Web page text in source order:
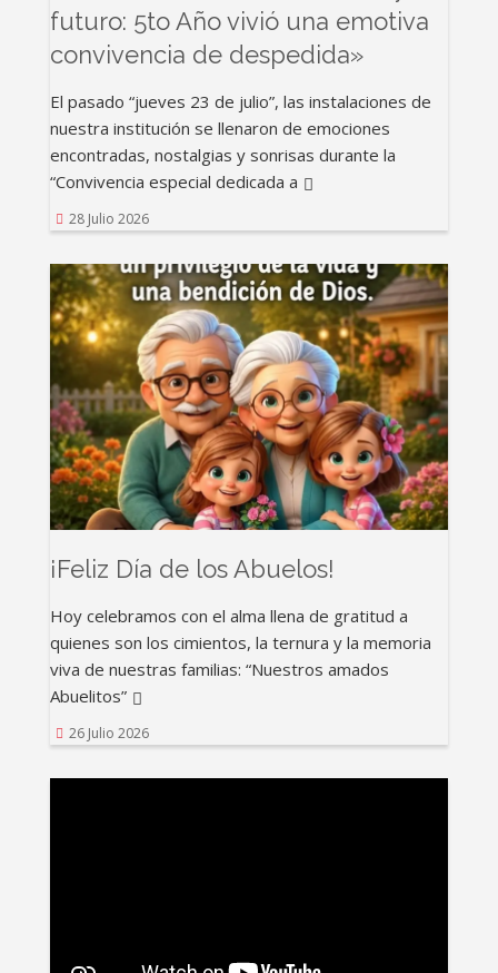
futuro: 5to Año vivió una emotiva
convivencia de despedida»
El pasado “jueves 23 de julio”, las instalaciones de
nuestra institución se llenaron de emociones
encontradas, nostalgias y sonrisas durante la
“Convivencia especial dedicada a
28 Julio 2026
Rating:
¡Feliz Día de los Abuelos!
Hoy celebramos con el alma llena de gratitud a
quienes son los cimientos, la ternura y la memoria
viva de nuestras familias: “Nuestros amados
Abuelitos”
26 Julio 2026